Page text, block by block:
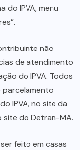
do IPVA, menu
não
de atendimento
do IPVA. Todos
parcelamento
IPVA, no site da
site do Detran-MA.
feito em casas